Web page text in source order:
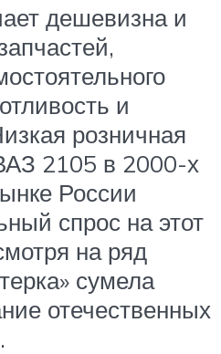
дешевизна и
и
розничная
2105 в 2000-х
России
спрос на этот
на ряд
сумела
отечественных